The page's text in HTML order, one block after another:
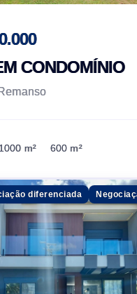
-Lago-Ilha -Pista de
e mais 50% de
CONDOMÍNIO
1000 m² 600 m²
diferenciada